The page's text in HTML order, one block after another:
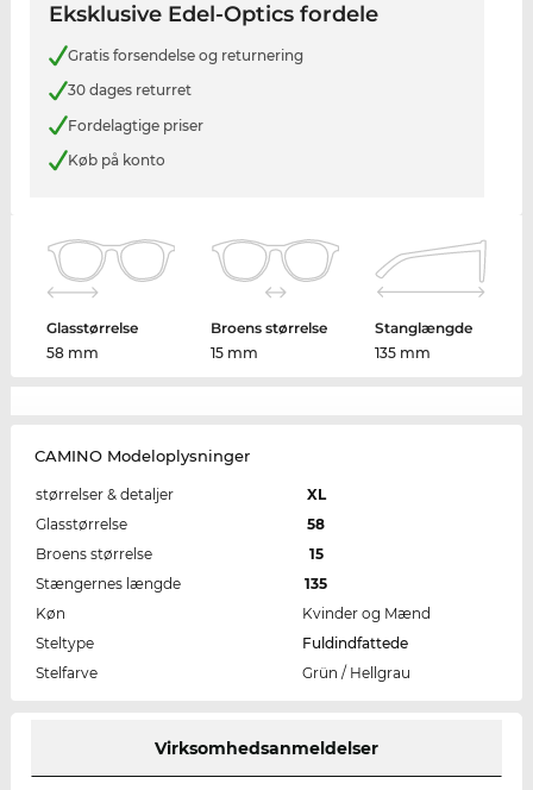
Eksklusive Edel-Optics fordele
Gratis forsendelse og returnering
30 dages returret
Fordelagtige priser
Køb på konto
Glasstørrelse
58 mm
Broens størrelse
15 mm
Stanglængde
135 mm
CAMINO Modeloplysninger
størrelser & detaljer
XL
Glasstørrelse
58
Broens størrelse
15
Stængernes længde
135
Køn
Kvinder og Mænd
Steltype
Fuldindfattede
Stelfarve
Grün / Hellgrau
Virksomhedsanmeldelser